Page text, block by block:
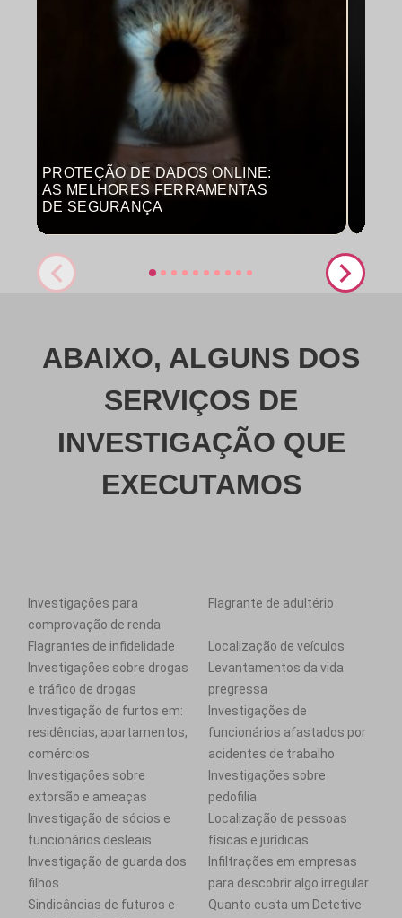
PROTEÇÃO DE DADOS ONLINE:
AS MELHORES FERRAMENTAS
DE SEGURANÇA
ABAIXO, ALGUNS DOS
SERVIÇOS DE
INVESTIGAÇÃO QUE
EXECUTAMOS
Investigações para
comprovação de renda
Flagrante de adultério
Flagrantes de infidelidade
Localização de veículos
Investigações sobre drogas
e tráfico de drogas
Levantamentos da vida
pregressa
Investigação de furtos em:
residências, apartamentos,
comércios
Investigações de
funcionários afastados por
acidentes de trabalho
Investigações sobre
extorsão e ameaças
Investigações sobre
pedofilia
Investigação de sócios e
funcionários desleais
Localização de pessoas
físicas e jurídicas
Investigação de guarda dos
filhos
Infiltrações em empresas
para descobrir algo irregular
Sindicâncias de futuros e
Quanto custa um Detetive